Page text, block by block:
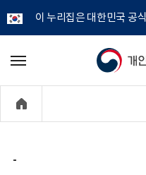
이 누리집은 대한민국 공
개
정
메
기
-